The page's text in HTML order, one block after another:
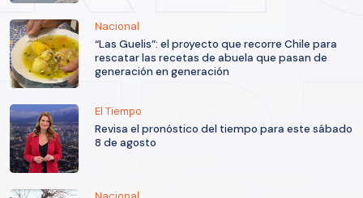
Nacional
“Las Guelis”: el proyecto que recorre Chile para
rescatar las recetas de abuela que pasan de
generación en generación
El Tiempo
Revisa el pronóstico del tiempo para este sábado
8 de agosto